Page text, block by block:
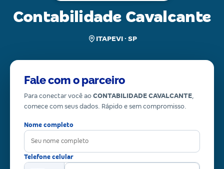
Contabilidade Cavalcante
ITAPEVI · SP
Fale com o parceiro
Para conectar você ao CONTABILIDADE CAVALCANTE,
comece com seus dados. Rápido e sem compromisso.
Nome completo
Telefone celular